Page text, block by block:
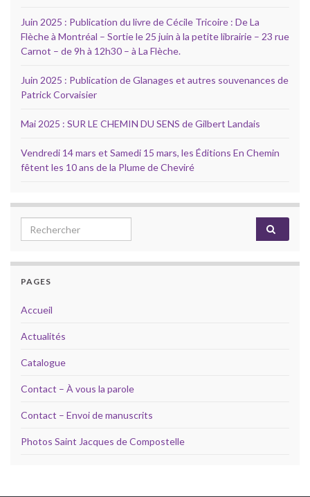
Juin 2025 : Publication du livre de Cécile Tricoire : De La
Flèche à Montréal – Sortie le 25 juin à la petite librairie – 23 rue
Carnot – de 9h à 12h30 – à La Flèche.
Juin 2025 : Publication de Glanages et autres souvenances de
Patrick Corvaisier
Mai 2025 : SUR LE CHEMIN DU SENS de Gilbert Landais
Vendredi 14 mars et Samedi 15 mars, les Éditions En Chemin
fêtent les 10 ans de la Plume de Cheviré
Search for:
PAGES
Accueil
Actualités
Catalogue
Contact – À vous la parole
Contact – Envoi de manuscrits
Photos Saint Jacques de Compostelle